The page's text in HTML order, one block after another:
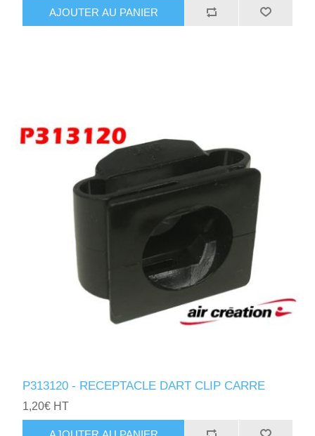
AJOUTER AU PANIER
P313120 - RECEPTACLE DART CLIP CARRE
1,20€ HT